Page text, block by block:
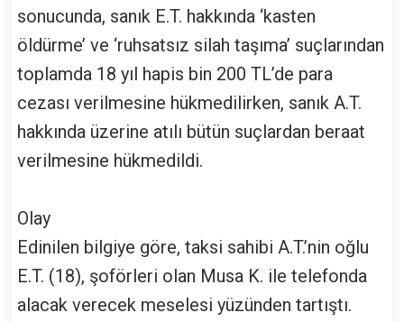
sonucunda, sanık E.T. hakkında ‘kasten
öldürme’ ve ‘ruhsatsız silah taşıma’ suçlarından
toplamda 18 yıl hapis bin 200 TL’de para
cezası verilmesine hükmedilirken, sanık A.T.
hakkında üzerine atılı bütün suçlardan beraat
verilmesine hükmedildi.
Olay
Edinilen bilgiye göre, taksi sahibi A.T.’nin oğlu
E.T. (18), şoförleri olan Musa K. ile telefonda
alacak verecek meselesi yüzünden tartıştı.